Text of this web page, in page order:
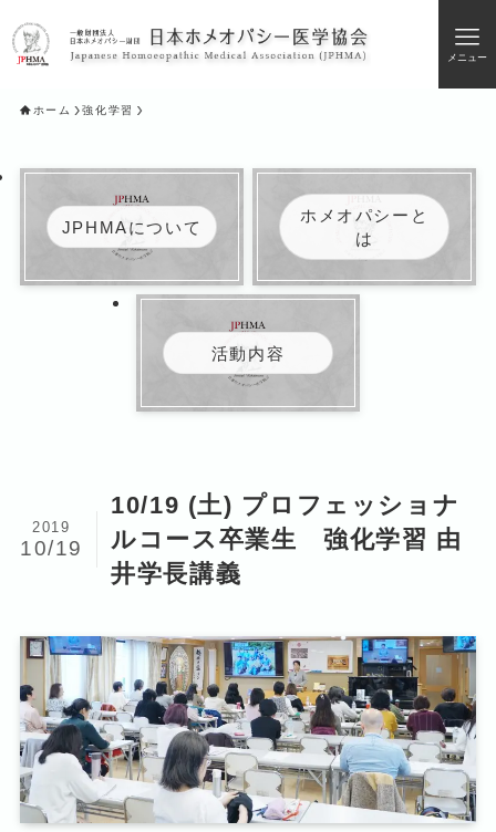
メニュー
ホーム 強化学習
JPHMAについて
ホメオパシーと
は
活動内容
10/19 (土) プロフェッショナ
ルコース卒業生 強化学習 由
井学長講義
2019
10/19